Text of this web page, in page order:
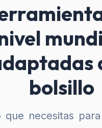
bolsillo
que necesitas